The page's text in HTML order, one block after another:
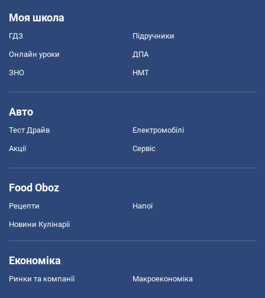
Моя школа
ГДЗ Підручники
Онлайн уроки ДПА
ЗНО НМТ
Авто
Тест Драйв Електромобілі
Акції Сервіс
Food Oboz
Рецепти Напої
Новини Кулінарії
Економіка
Ринки та компанії Макроекономіка